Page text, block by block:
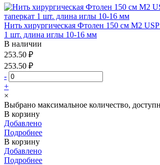
Нить хирургическая Фтолен 150 см М2 USP
1 шт. длина иглы 10-16 мм
В наличии
253.50 ₽
253.50 ₽
-
+
×
Выбрано максимальное количество,
В корзину
Добавлено
Подробнее
В корзину
Добавлено
Подробнее